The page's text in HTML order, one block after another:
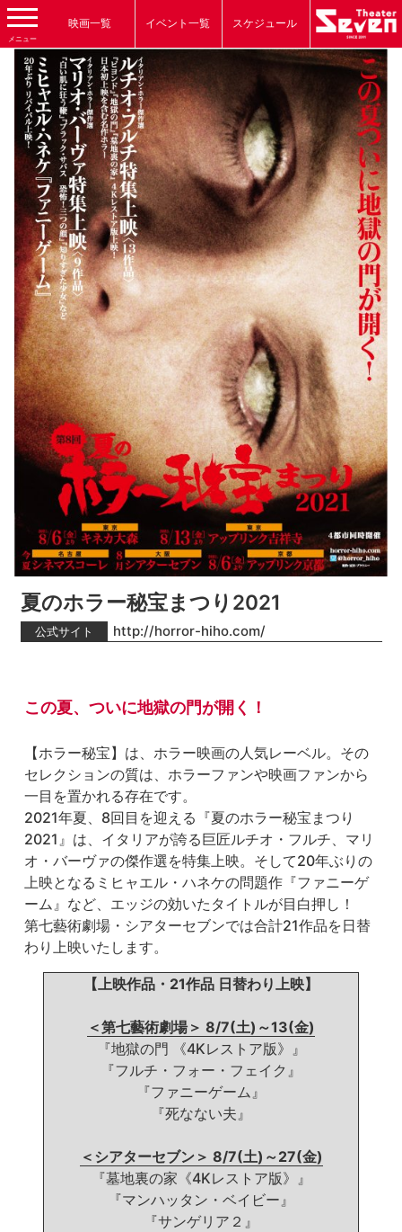
メニュー
映画一覧 イベント一覧 スケジュール
夏のホラー秘宝まつり2021
公式サイト http://horror-hiho.com/
この夏、ついに地獄の門が開く！
【ホラー秘宝】は、ホラー映画の人気レーベル。その
セレクションの質は、ホラーファンや映画ファンから
一目を置かれる存在です。
2021年夏、8回目を迎える『夏のホラー秘宝まつり
2021』は、イタリアが誇る巨匠ルチオ・フルチ、マリ
オ・バーヴァの傑作選を特集上映。そして20年ぶりの
上映となるミヒャエル・ハネケの問題作『ファニーゲ
ーム』など、エッジの効いたタイトルが目白押し！
第七藝術劇場・シアターセブンでは合計21作品を日替
【上映作品・21作品 日替わり上映】
＜第七藝術劇場＞ 8/7(土)～13(金)
『地獄の門 《4Kレストア版》』
『フルチ・フォー・フェイク』
『ファニーゲーム』
『死なない夫』
＜シアターセブン＞ 8/7(土)～27(金)
『墓地裏の家《4Kレストア版》』
『マンハッタン・ベイビー』
『サンゲリア２』